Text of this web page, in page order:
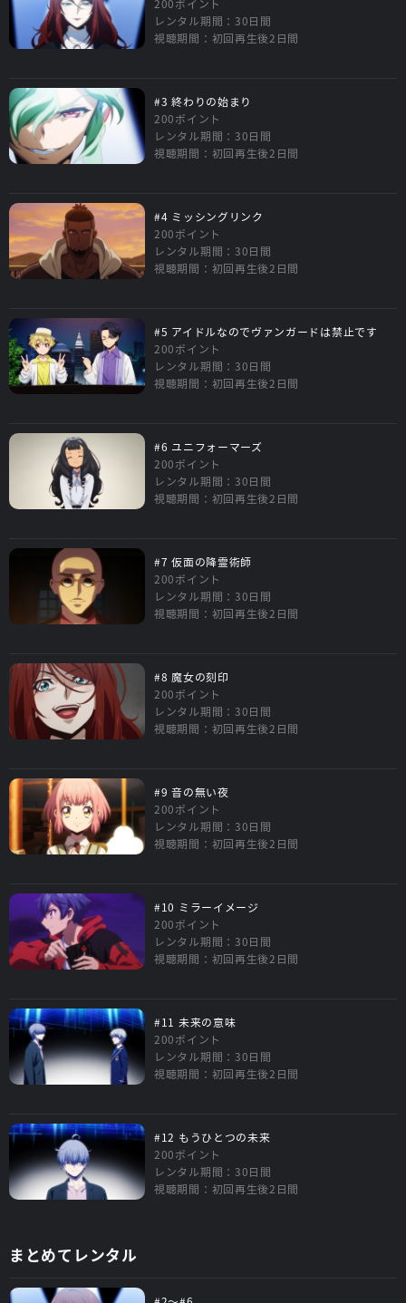
200ポイント
レンタル期間：30日間
視聴期間：初回再生後2日間
#3 終わりの始まり
200ポイント
レンタル期間：30日間
視聴期間：初回再生後2日間
#4 ミッシングリンク
200ポイント
レンタル期間：30日間
視聴期間：初回再生後2日間
#5 アイドルなのでヴァンガードは禁止です
200ポイント
レンタル期間：30日間
視聴期間：初回再生後2日間
#6 ユニフォーマーズ
200ポイント
レンタル期間：30日間
視聴期間：初回再生後2日間
#7 仮面の降霊術師
200ポイント
レンタル期間：30日間
視聴期間：初回再生後2日間
#8 魔女の刻印
200ポイント
レンタル期間：30日間
視聴期間：初回再生後2日間
#9 音の無い夜
200ポイント
レンタル期間：30日間
視聴期間：初回再生後2日間
#10 ミラーイメージ
200ポイント
レンタル期間：30日間
視聴期間：初回再生後2日間
#11 未来の意味
200ポイント
レンタル期間：30日間
視聴期間：初回再生後2日間
#12 もうひとつの未来
200ポイント
レンタル期間：30日間
視聴期間：初回再生後2日間
まとめてレンタル